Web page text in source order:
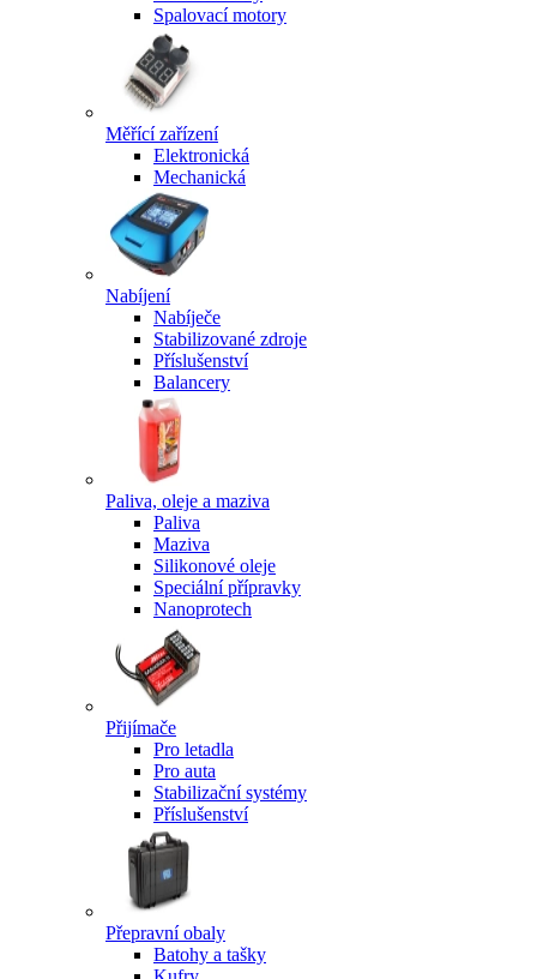
Spalovací motory
Měřící zařízení
Elektronická
Mechanická
Nabíjení
Nabíječe
Stabilizované zdroje
Příslušenství
Balancery
Paliva, oleje a maziva
Paliva
Maziva
Silikonové oleje
Speciální přípravky
Nanoprotech
Přijímače
Pro letadla
Pro auta
Stabilizační systémy
Příslušenství
Přepravní obaly
Batohy a tašky